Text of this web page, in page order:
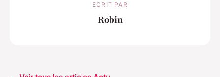
ECRIT PAR
Robin